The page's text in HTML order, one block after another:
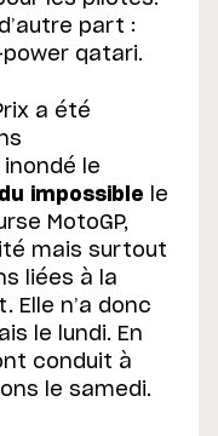
part :
qatari.
a été
inondé le
impossible le
MotoGP,
mais surtout
liées à la
Elle n’a donc
le lundi. En
conduit à
le samedi.